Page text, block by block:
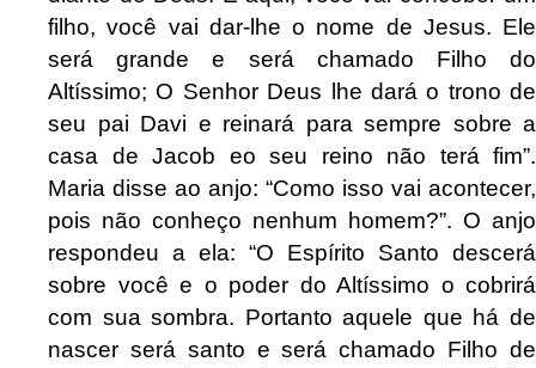
filho, você vai dar-lhe o nome de Jesus. Ele
será grande e será chamado Filho do
Altíssimo; O Senhor Deus lhe dará o trono de
seu pai Davi e reinará para sempre sobre a
casa de Jacob eo seu reino não terá fim”.
Maria disse ao anjo: “Como isso vai acontecer,
pois não conheço nenhum homem?”. O anjo
respondeu a ela: “O Espírito Santo descerá
sobre você e o poder do Altíssimo o cobrirá
com sua sombra. Portanto aquele que há de
nascer será santo e será chamado Filho de